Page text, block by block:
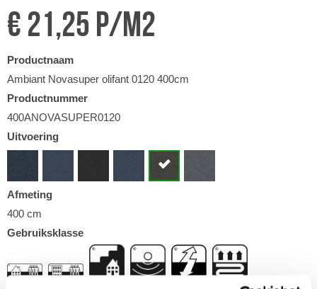
€ 21,25 p/m2
Productnaam
Ambiant Novasuper olifant 0120 400cm
Productnummer
400ANOVASUPER0120
Uitvoering
Afmeting
400 cm
Gebruiksklasse